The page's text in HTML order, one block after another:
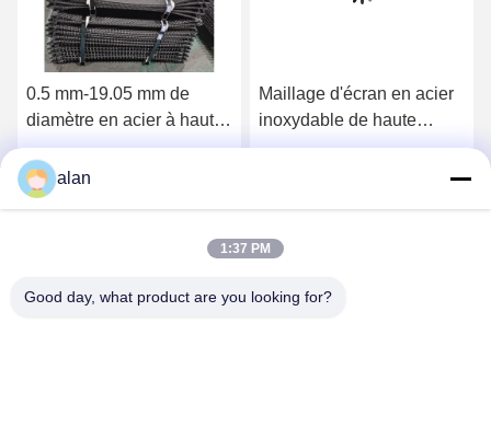
0.5 mm-19.05 mm de
diamètre en acier à haute
teneur en carbone filet de
câble pour l'exploitation
minière et les carrières
Obtenez le meilleur prix
Maillage d'écran en acier
inoxydable de haute
précision résistant à
Obtenez le meilleur prix
alan
1:37 PM
Good day, what product are you looking for?